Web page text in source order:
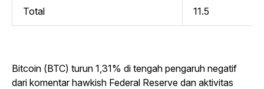
Total 11.5
Bitcoin (BTC) turun 1,31% di tengah pengaruh negatif
dari komentar hawkish Federal Reserve dan aktivitas